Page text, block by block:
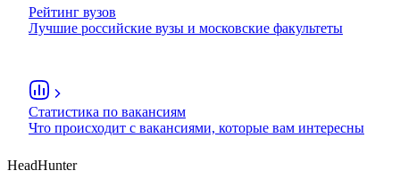
Рейтинг вузов
Лучшие российские вузы и московские факультеты
Статистика по вакансиям
Что происходит с вакансиями, которые вам интересны
HeadHunter